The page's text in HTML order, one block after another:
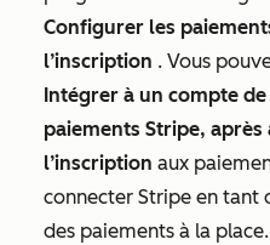
Configurer les
l’inscription . Vous
Intégrer à un compte
paiements Stripe,
l’inscription aux
connecter Stripe en tant
des paiements à la place.